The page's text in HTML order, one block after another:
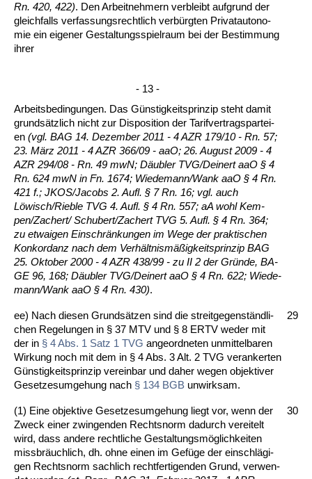
Rn. 420, 422). Den Ar­beit­neh­mern ver­bleibt auf­grund der
gleich­falls ver­fas­sungs­recht­lich verbürg­ten Pri­vat­au­to­no­
mie ein ei­ge­ner Ge­stal­tungs­spiel­raum bei der Be­stim­mung
ih­rer
- 13 -
Ar­beits­be­din­gun­gen. Das Güns­tig­keits­prin­zip steht da­mit
grundsätz­lich nicht zur Dis­po­si­ti­on der Ta­rif­ver­trags­par­tei­
en (vgl. BAG 14. De­zem­ber 2011 - 4 AZR 179/10 - Rn. 57;
23. März 2011 - 4 AZR 366/09 - aaO; 26. Au­gust 2009 - 4
AZR 294/08 - Rn. 49 mwN; Däubler TVG/Dei­nert aaO § 4
Rn. 624 mwN in Fn. 1674; Wie­de­mann/Wank aaO § 4 Rn.
421 f.; JKOS/Ja­cobs 2. Aufl. § 7 Rn. 16; vgl. auch
Löwisch/Rieb­le TVG 4. Aufl. § 4 Rn. 557; aA wohl Kem­
pen/Za­chert/ Schu­bert/Za­chert TVG 5. Aufl. § 4 Rn. 364;
zu et­wai­gen Ein­schränkun­gen im We­ge der prak­ti­schen
Kon­kor­danz nach dem Verhält­nismäßig­keits­prin­zip BAG
25. Ok­to­ber 2000 - 4 AZR 438/99 - zu II 2 der Gründe, BA­
GE 96, 168; Däubler TVG/Dei­nert aaO § 4 Rn. 622; Wie­de­
mann/Wank aaO § 4 Rn. 430).
ee) Nach die­sen Grundsätzen sind die streit­ge­genständ­li­
chen Re­ge­lun­gen in § 37 MTV und § 8 ERTV we­der mit
der in § 4 Abs. 1 Satz 1 TVG an­ge­ord­ne­ten un­mit­tel­ba­ren
Wir­kung noch mit dem in § 4 Abs. 3 Alt. 2 TVG ver­an­ker­ten
Güns­tig­keits­prin­zip ver­ein­bar und da­her we­gen ob­jek­ti­ver
Ge­set­zes­um­ge­hung nach § 134 BGB un­wirk­sam.
29
(1) Ei­ne ob­jek­ti­ve Ge­set­zes­um­ge­hung liegt vor, wenn der
Zweck ei­ner zwin­gen­den Rechts­norm da­durch ver­ei­telt
wird, dass an­de­re recht­li­che Ge­s­tal­tungsmöglich­kei­ten
miss­bräuch­lich, dh. oh­ne ei­nen im Gefüge der ein­schlägi­
gen Rechts­norm sach­lich recht­fer­ti­gen­den Grund, ver­wen­
30